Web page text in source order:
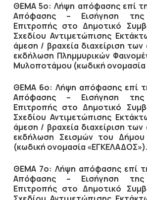
ΘΕΜΑ 5ο: Λήψη απόφασης επί
Απόφασης – Εισήγηση της
Επιτροπής στο Δημοτικό
Σχεδίου Αντιμετώπισης
άμεση / βραχεία διαχείριση
εκδήλωση Πλημμυρικών
Μυλοποτάμου (κωδική
ΘΕΜΑ 6ο: Λήψη απόφασης επί
Απόφασης – Εισήγηση της
Επιτροπής στο Δημοτικό
Σχεδίου Αντιμετώπισης
άμεση / βραχεία διαχείριση
εκδήλωση Σεισμών του
(κωδική ονομασία «ΕΓΚΕΛΑΔΟΣ»).
ΘΕΜΑ 7ο: Λήψη απόφασης επί
Απόφασης – Εισήγηση της
Επιτροπής στο Δημοτικό